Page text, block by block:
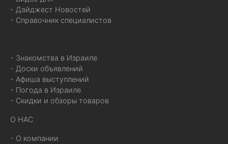
- Дайджест Новостей
- Справочник специалистов
- Знакомства в Израиле
- Доски объявлений
- Афиша выступлений
- Погода в Израиле
- Скидки и обзоры товаров
О НАС
- О компании